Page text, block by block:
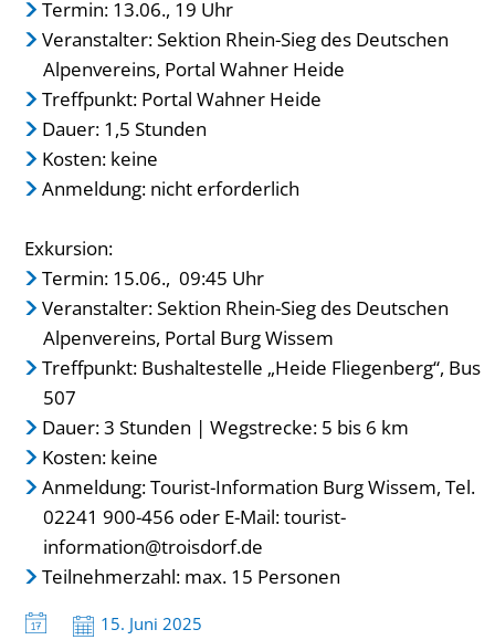
Termin: 13.06., 19 Uhr
Veranstalter: Sektion Rhein-Sieg des Deutschen
Alpenvereins, Portal Wahner Heide
Treffpunkt: Portal Wahner Heide
Dauer: 1,5 Stunden
Kosten: keine
Anmeldung: nicht erforderlich
Exkursion:
Termin: 15.06., 09:45 Uhr
Veranstalter: Sektion Rhein-Sieg des Deutschen
Alpenvereins, Portal Burg Wissem
Treffpunkt: Bushaltestelle „Heide Fliegenberg“, Bus
507
Dauer: 3 Stunden | Wegstrecke: 5 bis 6 km
Kosten: keine
Anmeldung: Tourist-Information Burg Wissem, Tel.
02241 900-456 oder E-Mail:tourist-
information@troisdorf.de
Teilnehmerzahl: max. 15 Personen
Datum:
15. Juni 2025